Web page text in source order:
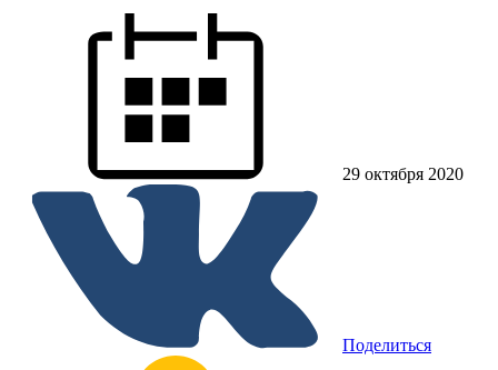
29 октября 2020
Поделиться